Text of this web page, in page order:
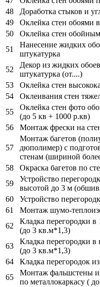
48
Доработка стыков и
49
Оклейка стен обоями
50
Оклейка стен
51
Нанесение жидких
штукатурка
52
Декор из жидких
штукатурка (от....)
53
Оклейка стен
54
Оклеивания стен
55
Оклейка стен фото
(до 5 кв + 1000 р.кв)
56
Монтаж фрески на
57
Монтаж багетов
дюполимер) с
стенам (шириной
58 Окраска багетов по
59
Устройство
высотой до 3 м
60
Устройство
61
Монтаж шумо-
62
Кладка перегородки в
(до 3 кв.м*1,3)
63
Кладка перегородки в
(до 3 кв.м*1,3)
64
Кладка перегородок
65
Монтаж фальшстены
по металлокаркасу (